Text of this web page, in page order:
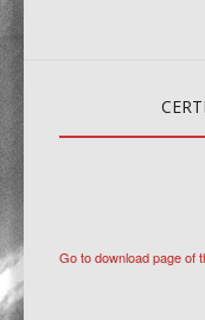
Go to download page of